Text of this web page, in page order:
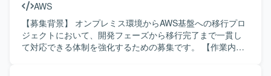
AWS
【募集背景】 オンプレミス環境からAWS基盤への移行プロ
ジェクトにおいて、開発フェーズから移行完了まで一貫し
て対応できる体制を強化するための募集です。 【作業内